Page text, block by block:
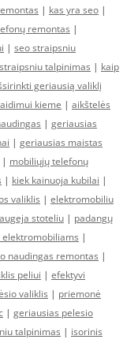
| kas yra seo |
remontas |
| seo straipsniu
talpinimas | kaip
geriausią valiklį
kieme | aikštelės
| geriausias
| geriausias maistas
| mobiliųjų telefonų
| kiek kainuoja kubilai |
valiklis | elektromobiliu
stoteliu | padangų
|
naudingas remontas |
peliui | efektyvi
valiklis | priemonė
| geriausias pelesio
talpinimas | isorinis